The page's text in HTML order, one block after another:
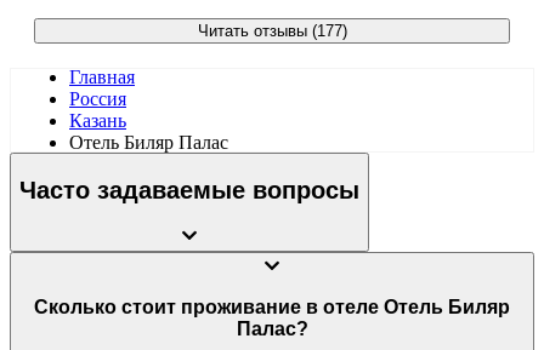
Читать отзывы (177)
Главная
Россия
Казань
Отель Биляр Палас
Часто задаваемые вопросы
Сколько стоит проживание в отеле Отель Биляр
Палас?